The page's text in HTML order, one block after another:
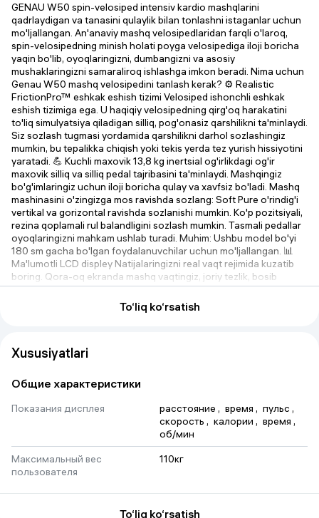
GENAU W50 spin-velosiped intensiv kardio mashqlarini
qadrlaydigan va tanasini qulaylik bilan tonlashni istaganlar uchun
mo'ljallangan. An'anaviy mashq velosipedlaridan farqli o'laroq,
spin-velosipedning minish holati poyga velosipediga iloji boricha
yaqin bo'lib, oyoqlaringizni, dumbangizni va asosiy
mushaklaringizni samaraliroq ishlashga imkon beradi. Nima uchun
Genau W50 mashq velosipedini tanlash kerak? ⚙️ Realistic
FrictionPro™ eshkak eshish tizimi Velosiped ishonchli eshkak
eshish tizimiga ega. U haqiqiy velosipedning qirg'oq harakatini
to'liq simulyatsiya qiladigan silliq, pog'onasiz qarshilikni ta'minlaydi.
Siz sozlash tugmasi yordamida qarshilikni darhol sozlashingiz
mumkin, bu tepalikka chiqish yoki tekis yerda tez yurish hissiyotini
yaratadi. 💪 Kuchli maxovik 13,8 kg inertsial og'irlikdagi og'ir
maxovik silliq va silliq pedal tajribasini ta'minlaydi. Mashqingiz
bo'g'imlaringiz uchun iloji boricha qulay va xavfsiz bo'ladi. Mashq
mashinasini o'zingizga mos ravishda sozlang: Soft Pure o'rindig'i
vertikal va gorizontal ravishda sozlanishi mumkin. Ko'p pozitsiyali,
rezina qoplamali rul balandligini sozlash mumkin. Tasmali pedallar
oyoqlaringizni mahkam ushlab turadi. Muhim: Ushbu model bo'yi
180 sm gacha bo'lgan foydalanuvchilar uchun mo'ljallangan. 📊
Ma'lumotli LCD displey Natijalaringizni real vaqt rejimida kuzatib
boring. Qora-oq ekranda mashq vaqtingiz, joriy tezlik, bosib
o'tilgan masofa (milya), pedal tezligi (RPM), yoqilgan kaloriyalar va
yurak urish tezligi ko'rsatiladi. Yurak urish tezligi ma'lumotlari
ruldagi o'rnatilgan sensorlar tomonidan qayd etiladi. 🏠 Yilni va
uni osongina ko'chirish mumkin va pol tekislagichlari har qanday
uchun yumshoq o'rindiq. · Qulay telefon yoki planshet stendi
(sevimli teleshoularingizni yoki mashg'ulotlaringizni tomosha qilish
uchun). · Bepul tugmalar va ko'rsatmalar to'plami — yig'ish
umuman vaqt talab qilmaydi. Germaniyaning GENAU sifati bilan
sog'lom turmush tarziga qadam qo'ying!
To‘liq ko‘rsatish
Xususiyatlari
Общие характеристики
Показания дисплея расстояние , время , пульс ,
скорость , калории , время ,
об/мин
Максимальный вес
пользователя
110кг
Маховик
6кг
To‘liq ko‘rsatish